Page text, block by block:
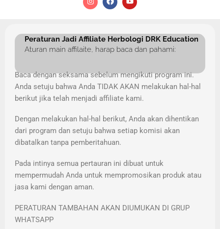
Peraturan Jadi Affiliate Herbologi DRK Education
Aturan main affilaite, harap baca dan pahami:
Baca dengan seksama sebelum mengikuti program ini.
Anda setuju bahwa Anda TIDAK AKAN melakukan hal-hal
berikut jika telah menjadi affiliate kami.
Dengan melakukan hal-hal berikut, Anda akan dihentikan
dari program dan setuju bahwa setiap komisi akan
dibatalkan tanpa pemberitahuan.
Pada intinya semua pertauran ini dibuat untuk
mempermudah Anda untuk mempromosikan produk atau
jasa kami dengan aman.
PERATURAN TAMBAHAN AKAN DIUMUKAN DI GRUP
WHATSAPP